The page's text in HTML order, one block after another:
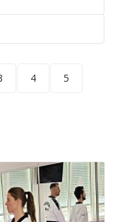
4 5